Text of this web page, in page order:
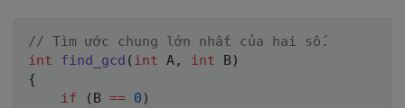
1,
// Tìm ước chung lớn nhất của hai số.
int
find_gcd ( int A, int B)
{
if
( B == 0 )